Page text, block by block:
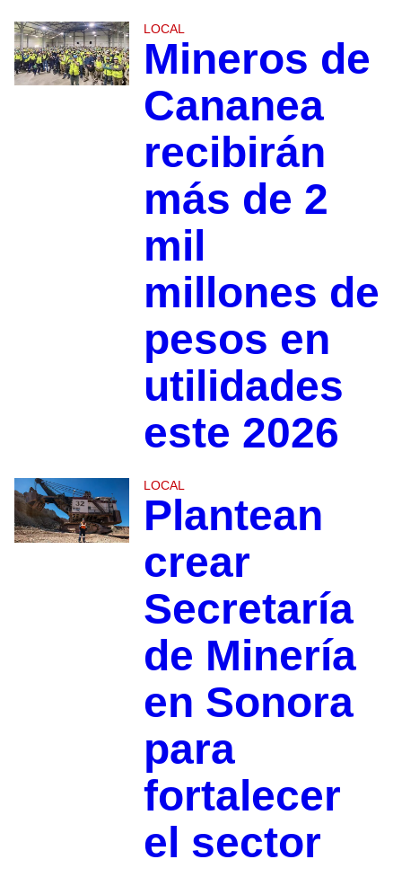
LOCAL
Mineros de
Cananea
recibirán
más de 2
mil
millones de
pesos en
utilidades
este 2026
LOCAL
Plantean
crear
Secretaría
de Minería
en Sonora
para
fortalecer
el sector